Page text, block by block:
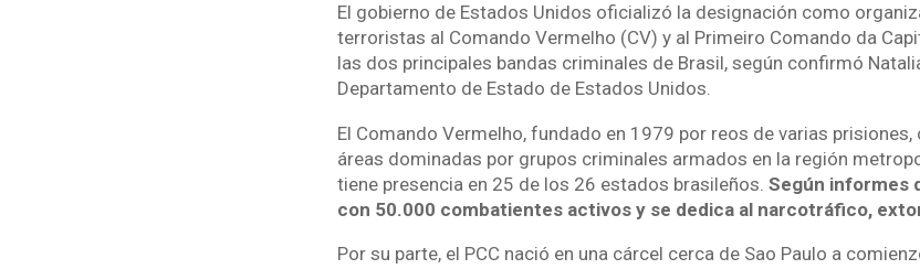
El gobierno de Estados Unidos oficializó la designación como
terroristas al Comando Vermelho (CV) y al Primeiro Comando da
las dos principales bandas criminales de Brasil, según confirmó
Departamento de Estado de Estados Unidos.
El Comando Vermelho, fundado en 1979 por reos de varias prisiones,
áreas dominadas por grupos criminales armados en la región
tiene presencia en 25 de los 26 estados brasileños. Según informes
con 50.000 combatientes activos y se dedica al narcotráfico,
Por su parte, el PCC nació en una cárcel cerca de Sao Paulo a